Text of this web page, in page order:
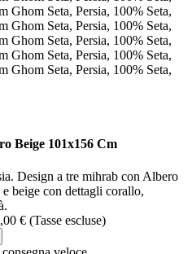
Beige 101x156 Cm
Design a tre mihrab con Albero
beige con dettagli corallo,
€ (Tasse escluse)